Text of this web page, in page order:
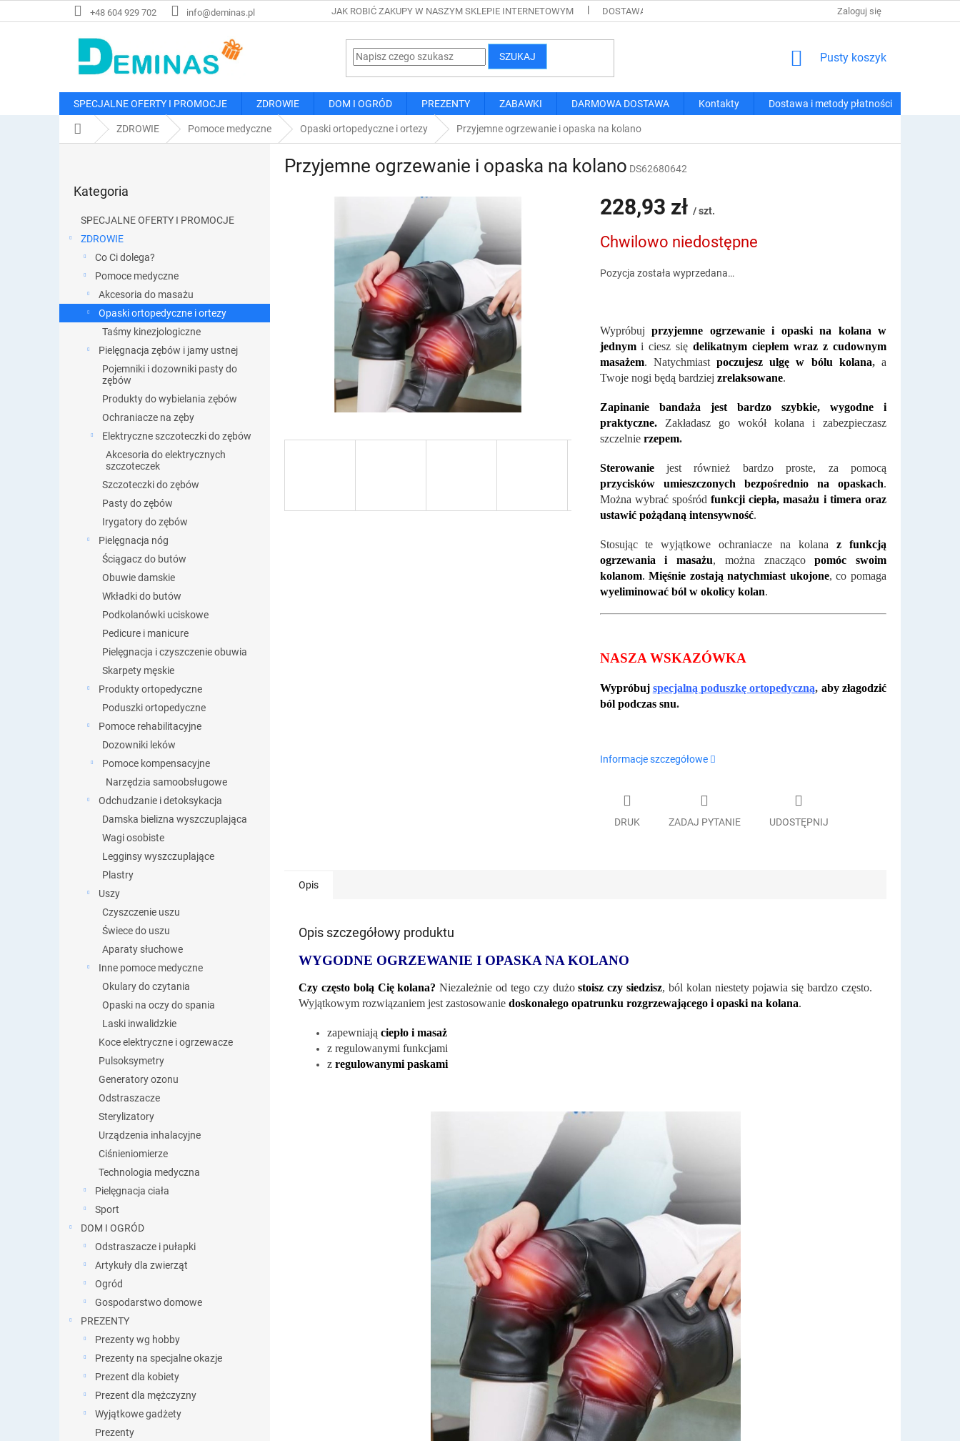
do
+48 604 929 702 info@deminas.pl JAK ROBIĆ ZAKUPY W NASZYM SKLEPIE INTERNETOWYM DOSTAWA I METODY PŁATNOŚCI REGULAMIN ZAKUPÓW
Zaloguj się
SZUKAJ KOSZYK
Pusty koszyk
SPECJALNE OFERTY I PROMOCJE ZDROWIE DOM I OGRÓD PREZENTY ZABAWKI DARMOWA DOSTAWA Kontakty Dostawa i metody płatności
Home ZDROWIE Pomoce medyczne Opaski ortopedyczne i ortezy Przyjemne ogrzewanie i opaska na kolano
y
kategorie
Kategoria
SPECJALNE OFERTY I PROMOCJE
ZDROWIE
Co Ci dolega?
Pomoce medyczne
Akcesoria do masażu
Opaski ortopedyczne i ortezy
Taśmy kinezjologiczne
Pielęgnacja zębów i jamy ustnej
Pojemniki i dozowniki pasty do
zębów
Produkty do wybielania zębów
Ochraniacze na zęby
Elektryczne szczoteczki do zębów
Akcesoria do elektrycznych
szczoteczek
Szczoteczki do zębów
Pasty do zębów
Irygatory do zębów
Pielęgnacja nóg
Ściągacz do butów
Obuwie damskie
Wkładki do butów
Podkolanówki uciskowe
Pedicure i manicure
Pielęgnacja i czyszczenie obuwia
Skarpety męskie
Produkty ortopedyczne
Poduszki ortopedyczne
Pomoce rehabilitacyjne
Dozowniki leków
Pomoce kompensacyjne
Narzędzia samoobsługowe
Odchudzanie i detoksykacja
Damska bielizna wyszczuplająca
Wagi osobiste
Legginsy wyszczuplające
Plastry
Uszy
Czyszczenie uszu
Świece do uszu
Aparaty słuchowe
Inne pomoce medyczne
Okulary do czytania
Opaski na oczy do spania
Laski inwalidzkie
Koce elektryczne i ogrzewacze
Pulsoksymetry
Generatory ozonu
Odstraszacze
Sterylizatory
Urządzenia inhalacyjne
Ciśnieniomierze
Technologia medyczna
Pielęgnacja ciała
Sport
DOM I OGRÓD
Odstraszacze i pułapki
Artykuły dla zwierząt
Ogród
Gospodarstwo domowe
PREZENTY
Prezenty wg hobby
Prezenty na specjalne okazje
Prezent dla kobiety
Prezent dla mężczyzny
Wyjątkowe gadżety
Prezenty
Przyjemne ogrzewanie i opaska na kolano DS62680642
228,93 zł / szt.
jednostkowa:
Chwilowo niedostępne
Pozycja została wyprzedana…
Wypróbuj przyjemne ogrzewanie i opaski na kolana w
jednymi ciesz siędelikatnym ciepłem wraz z cudownym
masażem. Natychmiast poczujesz ulgę w bólu kolana,a
Twoje nogi będą bardziej zrelaksowane.
Zapinanie bandaża jest bardzo szybkie, wygodne i
praktyczne.
Zakładasz go wokół kolana i zabezpieczasz
szczelnie rzepem.
Sterowanie jest również bardzo proste, za pomocą
przycisków umieszczonych bezpośrednio na opaskach.
Można wybrać spośródfunkcji ciepła, masażu i timera oraz
ustawić pożądaną intensywność.
Stosując te wyjątkowe ochraniacze na kolanaz funkcją
ogrzewania i masażu, można znaczącopomóc swoim
kolanom.Mięśnie zostają natychmiast ukojone, co pomaga
wyeliminować ból w okolicy kolan.
NASZA WSKAZÓWKA
Wypróbuj specjalną poduszkę ortopedyczną, abyzłagodzić
ból podczas snu.
Informacje szczegółowe
DRUK ZADAJ PYTANIE UDOSTĘPNIJ
Opis
Opis szczegółowy produktu
WYGODNE OGRZEWANIE I OPASKA NA KOLANO
Czy często bolą Cię kolana?Niezależnie od tego czy dużostoisz czy siedzisz, ból kolan niestety pojawia się bardzo często.
Wyjątkowym rozwiązaniem jest zastosowanie doskonałego opatrunku rozgrzewającego i opaski na kolana.
zapewniają ciepło i masaż
z regulowanymi funkcjami
z regulowanymi paskami